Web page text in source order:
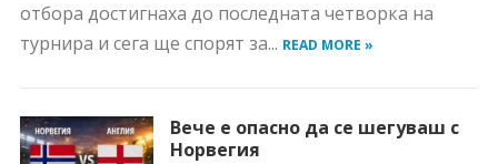
отбора достигнаха до последната четворка на
турнира и сега ще спорят за... READ MORE »
Вече е опасно да се шегуваш с
Норвегия